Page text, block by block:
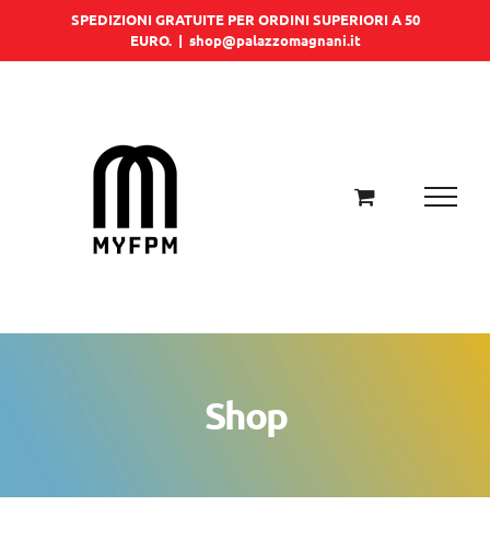
SPEDIZIONI GRATUITE PER ORDINI SUPERIORI A 50
EURO. | shop@palazzomagnani.it
Shop